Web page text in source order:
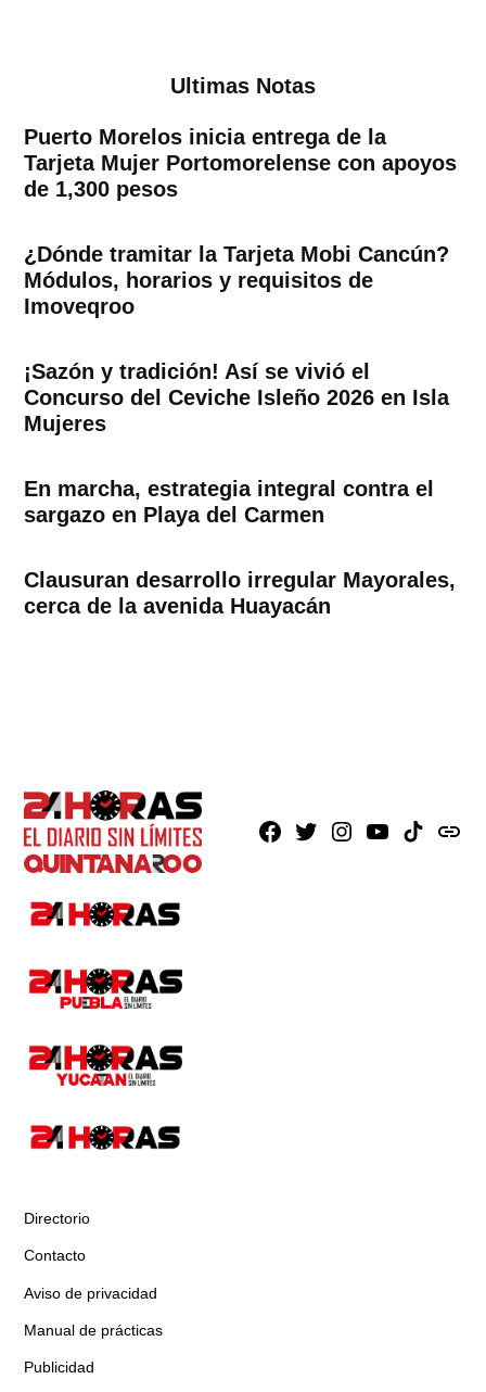
Ultimas Notas
Puerto Morelos inicia entrega de la
Tarjeta Mujer Portomorelense con apoyos
de 1,300 pesos
¿Dónde tramitar la Tarjeta Mobi Cancún?
Módulos, horarios y requisitos de
Imoveqroo
¡Sazón y tradición! Así se vivió el
Concurso del Ceviche Isleño 2026 en Isla
Mujeres
En marcha, estrategia integral contra el
sargazo en Playa del Carmen
Clausuran desarrollo irregular Mayorales,
cerca de la avenida Huayacán
Facebook
X Instagram
YoutubeTikTokissuu
Directorio
Contacto
Aviso de privacidad
Manual de prácticas
Publicidad